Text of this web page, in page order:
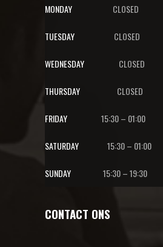
MONDAY CLOSED
TUESDAY CLOSED
WEDNESDAY CLOSED
THURSDAY CLOSED
FRIDAY 15:30 – 01:00
SATURDAY 15:30 – 01:00
SUNDAY 15:30 – 19:30
CONTACT ONS